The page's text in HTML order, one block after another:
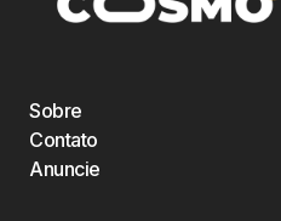
Sobre
Contato
Anuncie